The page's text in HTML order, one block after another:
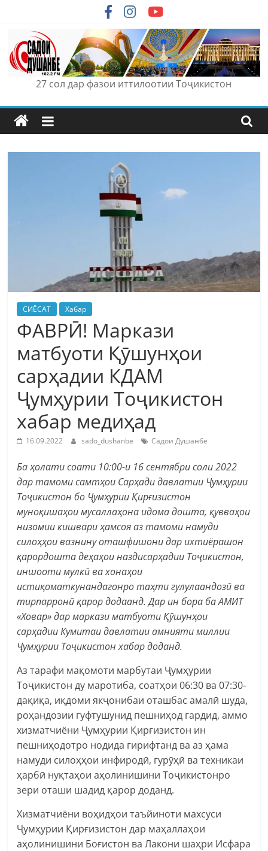
content
27 сол дар фазои иттилоотии Тоҷикистон
СИЁСАТ Хабар
ФАВРӢ! Маркази
матбуоти Қӯшунҳои
сарҳадии КДАМ
Ҷумҳурии Тоҷикистон
хабар медиҳад
16.09.2022 sado_dushanbe Садои Душанбе
Ба ҳолати соати 10:00-и 16 сентябри соли 2022
дар тамоми самтҳои Сарҳади давлатии Ҷумҳурии
Тоҷикистон бо Ҷумҳурии Қирғизистон
муноқишаҳои мусаллаҳона идома дошта, қувваҳои
низомии кишвари ҳамсоя аз тамоми намуди
силоҳҳои вазнину оташфишони дар ихтиёрашон
қарордошта деҳаҳои наздисарҳадии Тоҷикистон,
иншооти мулкӣ ва хонаҳои
истиқоматкунандагонро таҳти гулулаандозӣ ва
тирпарронӣ қарор додаанд. Дар ин бора ба АМИТ
«Ховар» дар маркази матбуоти Қӯшунҳои
сарҳадии Кумитаи давлатии амнияти миллии
Ҷумҳурии Тоҷикистон хабар доданд.
Аз тарафи мақомоти марбутаи Ҷумҳурии
Тоҷикистон ду маротиба, соатҳои 06:30 ва 07:30-
дақиқа, иқдоми якҷонибаи оташбас амалӣ шуда,
роҳандозии гуфтушунид пешниҳод гардид, аммо
хизматчиёни Ҷумҳурии Қирғизистон ин
пешниҳодотро нодида гирифтанд ва аз ҳама
намуди силоҳҳои инфиродӣ, гурӯҳӣ ва техникаи
ҳарбӣ нуқтаҳои аҳолинишини Тоҷикистонро
зери оташи шадид қарор доданд.
Хизматчиёни воҳидҳои таъйиноти махсуси
Ҷумҳурии Қирғизистон дар маҳаллаҳои
аҳолинишини Боғистон ва Лакони шаҳри Исфара